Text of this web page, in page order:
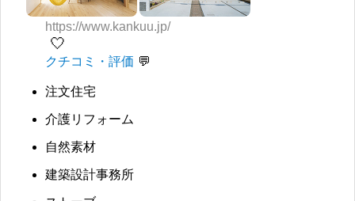
https://www.kankuu.jp/
🤍
クチコミ・評価
注文住宅
介護リフォーム
自然素材
建築設計事務所